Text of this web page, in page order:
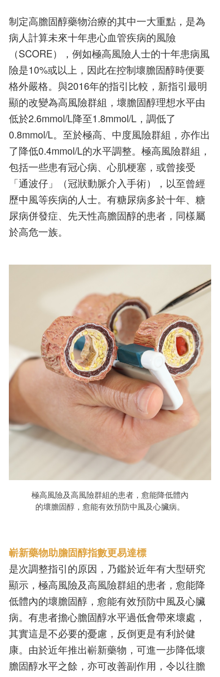
制定高膽固醇藥物治療的其中一大重點，是為
病人計算未來十年患心血管疾病的風險
（SCORE），例如極高風險人士的十年患病風
險是10%或以上，因此在控制壞膽固醇時便要
格外嚴格。與2016年的指引比較，新指引最明
顯的改變為高風險群組，壞膽固醇理想水平由
低於2.6mmol/L降至1.8mmol/L，調低了
0.8mmol/L。至於極高、中度風險群組，亦作出
了降低0.4mmol/L的水平調整。極高風險群組，
包括一些患有冠心病、心肌梗塞，或曾接受
「通波仔」（冠狀動脈介入手術），以至曾經
歷中風等疾病的人士。有糖尿病多於十年、糖
尿病併發症、先天性高膽固醇的患者，同樣屬
於高危一族。
極高風險及高風險群組的患者，愈能降低體內
的壞膽固醇，愈能有效預防中風及心臟病。
嶄新藥物助膽固醇指數更易達標
是次調整指引的原因，乃鑑於近年有大型研究
顯示，極高風險及高風險群組的患者，愈能降
低體內的壞膽固醇，愈能有效預防中風及心臟
病。有患者擔心膽固醇水平過低會帶來壞處，
其實這是不必要的憂慮，反倒更是有利於健
康。由於近年推出嶄新藥物，可進一步降低壞
膽固醇水平之餘，亦可改善副作用，令以往膽